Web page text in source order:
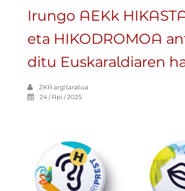
Irungo AEKk
eta HIKODROMOA
ditu Euskaraldiaren
ZKA argitaratua
24 / Api / 2025